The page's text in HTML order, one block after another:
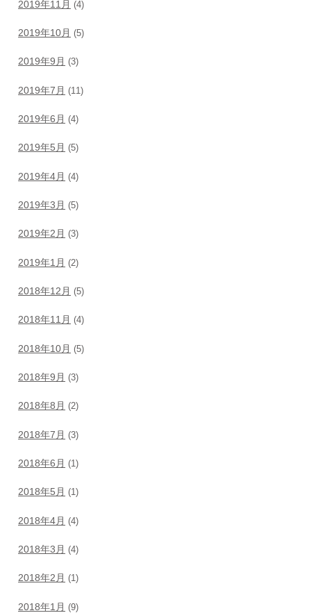
2019年11月 (4)
2019年10月 (5)
2019年9月 (3)
2019年7月 (11)
2019年6月 (4)
2019年5月 (5)
2019年4月 (4)
2019年3月 (5)
2019年2月 (3)
2019年1月 (2)
2018年12月 (5)
2018年11月 (4)
2018年10月 (5)
2018年9月 (3)
2018年8月 (2)
2018年7月 (3)
2018年6月 (1)
2018年5月 (1)
2018年4月 (4)
2018年3月 (4)
2018年2月 (1)
2018年1月 (9)